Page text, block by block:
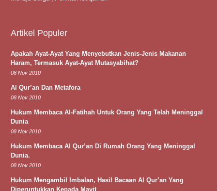
Artikel Populer
Apakah Ayat-Ayat Yang Menyebutkan Jenis-Jenis Makanan
Haram, Termasuk Ayat-Ayat Mutasyabihat?
08 Nov 2010
Al Qur’an Dan Metafora
08 Nov 2010
Hukum Membaca Al-Fatihah Untuk Orang Yang Telah Meninggal
Dunia
08 Nov 2010
Hukum Membaca Al Qur’an Di Rumah Orang Yang Meninggal
Dunia.
08 Nov 2010
Hukum Mengambil Imbalan, Hasil Bacaan Al Qur’an Yang
Diperuntukkan Kepada Mayit